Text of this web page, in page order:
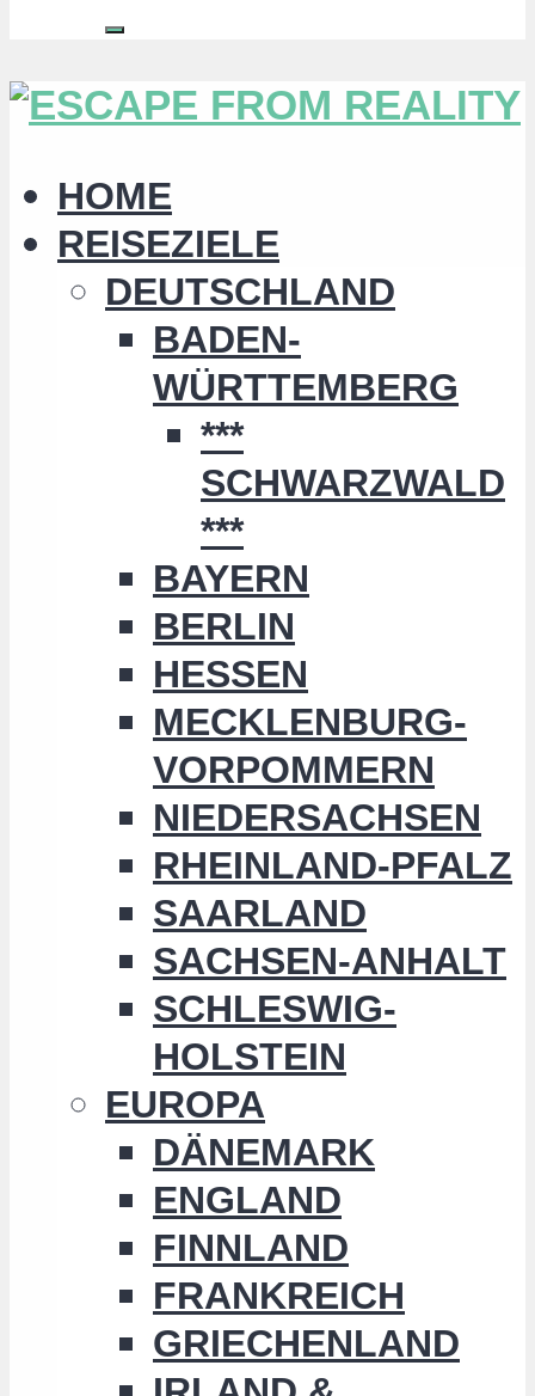
HOME
REISEZIELE
DEUTSCHLAND
BADEN-
WÜRTTEMBERG
***
SCHWARZWALD
***
BAYERN
BERLIN
HESSEN
MECKLENBURG-
VORPOMMERN
NIEDERSACHSEN
RHEINLAND-PFALZ
SAARLAND
SACHSEN-ANHALT
SCHLESWIG-
HOLSTEIN
EUROPA
DÄNEMARK
ENGLAND
FINNLAND
FRANKREICH
GRIECHENLAND